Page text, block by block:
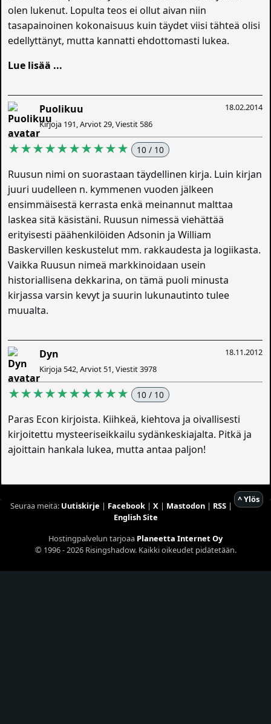
olen lukenut. Lopulta teos ei ollut aivan niin
tasapainoinen kokonaisuus kuin täydet viisi tähteä olisi
edellyttänyt, mutta kannatti ehdottomasti lukea.
Lue lisää ...
18.02.2014
Puolikuu
Kirjoja 191, Arviot 29, Viestit 586
★★★★★★★★★★ 10 / 10
Ruusun nimi on suorastaan täydellinen kirja. Luin kirjan
juuri uudelleen n. kymmenen vuoden jälkeen
ensimmäisestä kerrasta enkä meinannut malttaa
laskea sitä käsistäni. Ruusun nimessä viehättää
erityisesti päähenkilöiden Adsonin ja William
Baskervillen keskustelut mm. rakkaudesta ja logiikasta.
Vaikka Ruusun nimeä markkinoidaan usein
historiallisena dekkarina, on tämä puoli minusta
kirjassa varsin kevyt ja suurin lukunautinto tulee
muualta.
18.11.2012
Dyn
Kirjoja 542, Arviot 51, Viestit 3978
★★★★★★★★★★ 10 / 10
Paras Econ kirjoista. Kiihkeä, kiehtova ja oivallisesti
kirjoitettu mysteeriseikkailu sydänkeskiajalta. Pitkä ja
ajoittain hankala lukea, mutta antaa paljon!
^ Ylös
Seuraa meitä: Uutiskirje | Facebook| X| Mastodon| RSS|
English Site
Hostingpalvelun tarjoaa Planeetta Internet Oy
© 1996 - 2026 Risingshadow. Kaikki oikeudet pidätetään.